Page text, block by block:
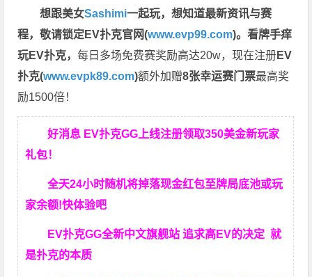
想跟美女Sashimi一起玩，想知道最新资讯与赛
程，敬请锁定EV扑克官网(www.evp99.com)。看牌手痒
玩EV扑克，每日多场免费赛奖励高达20w，现在注册EV
扑克(www.evpk89.com)额外加赠8张幸运赛门票最高奖
励1500倍！
好消息 EV扑克GG上线注册领取350美金新玩家
礼包！
全天24小时随机将掉落现金红包至牌局底池或玩
家余额!快体验吧
EV扑克GG全新中文旗舰站 追求高EV的决定就
是扑克的本质